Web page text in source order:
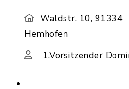
Waldstr. 10, 91334
Hemhofen
1.Vorsitzender